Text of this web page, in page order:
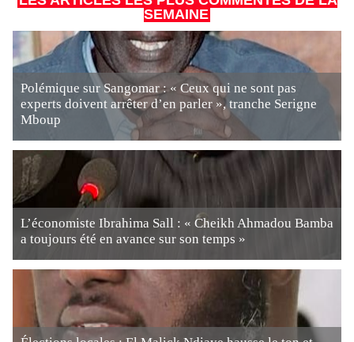
SEMAINE
Polémique sur Sangomar : « Ceux qui ne sont pas
experts doivent arrêter d’en parler », tranche Serigne
Mboup
L’économiste Ibrahima Sall : « Cheikh Ahmadou Bamba
a toujours été en avance sur son temps »